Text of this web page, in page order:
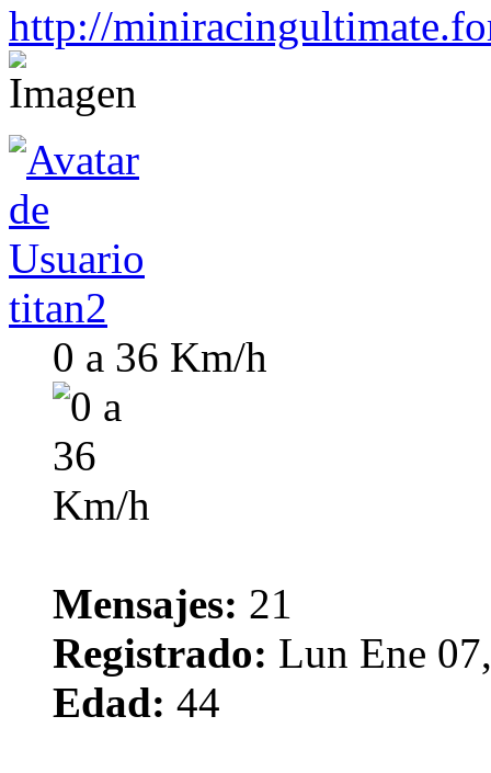
http://
titan2
0 a 36 Km/h
Mensajes: 21
Registrado: Lun Ene
Edad: 44